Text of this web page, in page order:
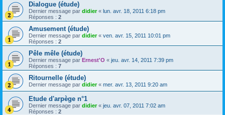
Dialogue (étude)
Dernier message par didier« lun. avr. 18, 2011 6:18 pm
Réponses : 2
Amusement (étude)
Dernier message par didier« ven. avr. 15, 2011 10:01 pm
Réponses : 2
Pêle mêle (étude)
Dernier message par Ernest'O « jeu. avr. 14, 2011 7:39 pm
Réponses : 7
Ritournelle (étude)
Dernier message par didier« mer. avr. 13, 2011 9:20 am
Etude d'arpège n°1
Dernier message par didier« jeu. avr. 07, 2011 7:02 am
Réponses : 2